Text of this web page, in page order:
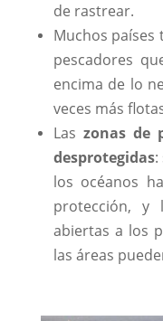
de rastrear.
Muchos
pescadores
encima de lo
veces más
Las zonas de
desprotegidas:
los océanos
protección, y
abiertas a los
las áreas